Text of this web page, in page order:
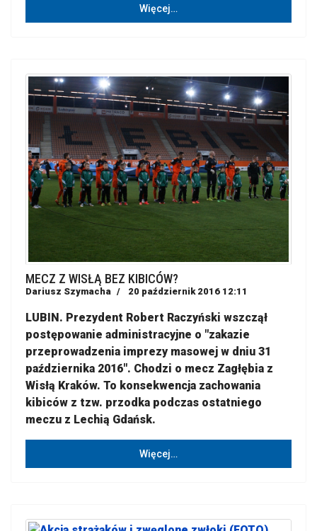
Więcej…
MECZ Z WISŁĄ BEZ KIBICÓW?
Dariusz Szymacha 20 październik 2016 12:11
LUBIN. Prezydent Robert Raczyński wszczął
postępowanie administracyjne o "zakazie
przeprowadzenia imprezy masowej w dniu 31
października 2016". Chodzi o mecz Zagłębia z
Wisłą Kraków. To konsekwencja zachowania
kibiców z tzw. przodka podczas ostatniego
meczu z Lechią Gdańsk.
Więcej…